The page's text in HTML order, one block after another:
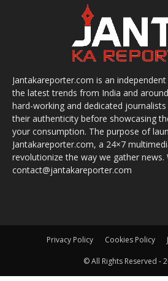
Jantakareporter.com is an
the latest trends from India and
hard-working and dedicated
their authenticity before showcasing
your consumption. The purpose of
Jantakareporter.com, a 24×7
revolutionize the way we gather
contact@jantakareporter.com
Privacy Policy Cookies Policy
© All Rights Reserved -